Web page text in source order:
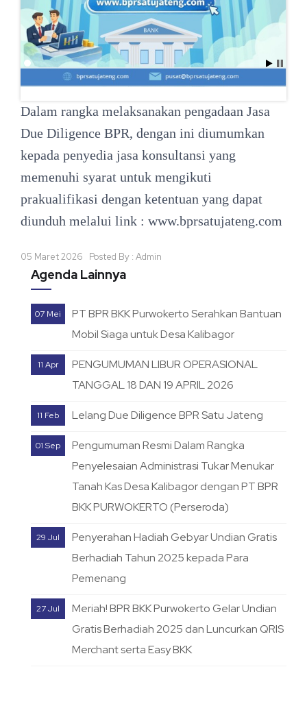
Dalam rangka melaksanakan pengadaan Jasa
Due Diligence BPR, dengan ini diumumkan
kepada penyedia jasa konsultansi yang
memenuhi syarat untuk mengikuti
prakualifikasi dengan ketentuan yang dapat
diunduh melalui link : www.bprsatujateng.com
05 Maret 2026 Posted By : Admin
Agenda Lainnya
07 Mei
PT BPR BKK Purwokerto Serahkan Bantuan
Mobil Siaga untuk Desa Kalibagor
11 Apr
PENGUMUMAN LIBUR OPERASIONAL
TANGGAL 18 DAN 19 APRIL 2026
11 Feb Lelang Due Diligence BPR Satu Jateng
01 Sep
Pengumuman Resmi Dalam Rangka
Penyelesaian Administrasi Tukar Menukar
Tanah Kas Desa Kalibagor dengan PT BPR
BKK PURWOKERTO (Perseroda)
29 Jul
Penyerahan Hadiah Gebyar Undian Gratis
Berhadiah Tahun 2025 kepada Para
Pemenang
27 Jul
Meriah! BPR BKK Purwokerto Gelar Undian
Gratis Berhadiah 2025 dan Luncurkan QRIS
Merchant serta Easy BKK